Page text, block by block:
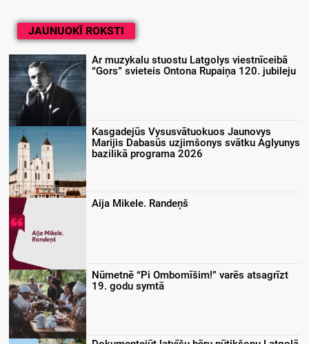
JAUNUOKĪ ROKSTI
Ar muzykalu stuostu Latgolys viestnīceibā
“Gors” svieteis Ontona Rupaiņa 120. jubileju
Kasgadejūs Vysusvātuokuos Jaunovys
Marijis Dabasūs uzjimšonys svātku Aglyunys
bazilikā programa 2026
Aija Mikele. Randeņš
Nūmetnē “Pi Ombomīšim!” varēs atsagrīzt
19. godu symtā